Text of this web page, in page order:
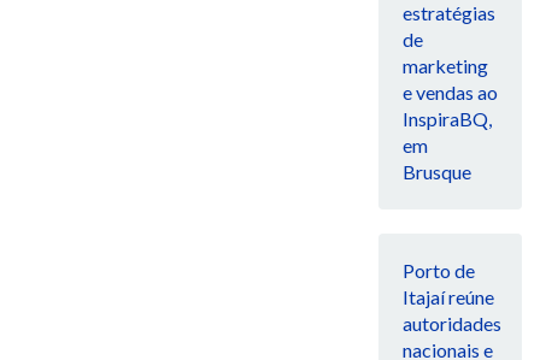
estratégias
de
marketing
e vendas ao
InspiraBQ,
em
Brusque
Porto de
Itajaí reúne
autoridades
nacionais e